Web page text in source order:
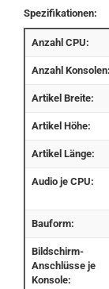
Spezifikationen:
Anzahl CPU:
Anzahl Konsolen:
Artikel Breite:
Artikel Höhe:
Artikel Länge:
Audio je CPU:
Bauform:
Bildschirm-
Anschlüsse je
Konsole: